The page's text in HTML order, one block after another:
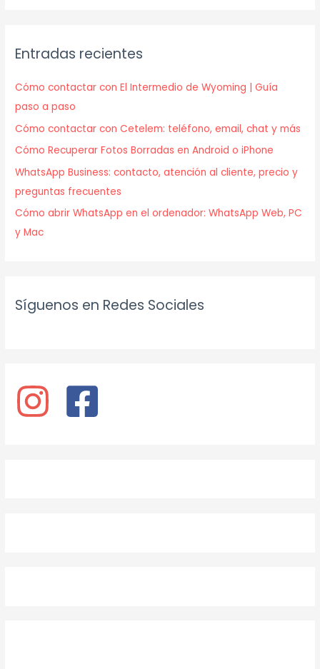
Entradas recientes
Cómo contactar con El Intermedio de Wyoming | Guía
paso a paso
Cómo contactar con Cetelem: teléfono, email, chat y más
Cómo Recuperar Fotos Borradas en Android o iPhone
WhatsApp Business: contacto, atención al cliente, precio y
preguntas frecuentes
Cómo abrir WhatsApp en el ordenador: WhatsApp Web, PC
y Mac
Síguenos en Redes Sociales